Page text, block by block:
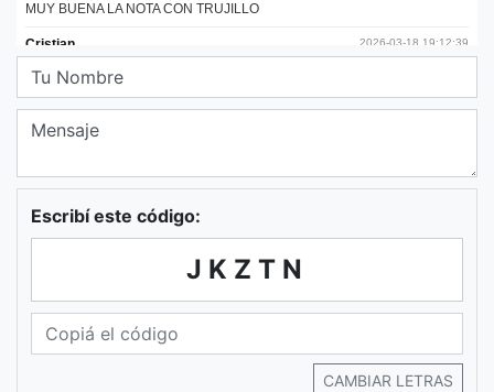
Escribí este código:
JKZTN
CAMBIAR LETRAS